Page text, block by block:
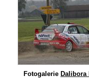
Fotogalerie Dalibora